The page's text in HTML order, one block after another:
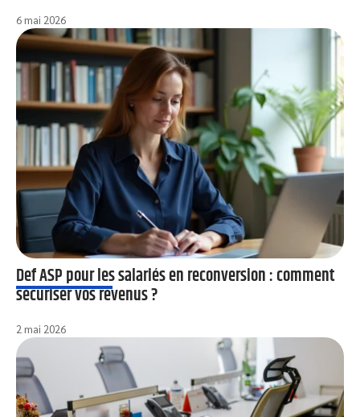
6 mai 2026
Def ASP pour les salariés en reconversion : comment
sécuriser vos revenus ?
2 mai 2026